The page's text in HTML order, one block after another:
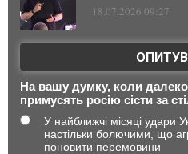
18.07.2026 09:27
На вашу думку, коли
примусять росію сісти за
У найближчі місяці удари
настільки болючими, що
поновити перемовини